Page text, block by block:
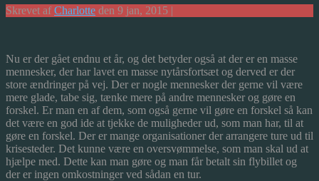
Skrevet af Charlotte den 9 jan, 2015 |
Nu er der gået endnu et år, og det betyder også at der er en masse
mennesker, der har lavet en masse nytårsfortsæt og derved er der
store ændringer på vej. Der er nogle mennesker der gerne vil være
mere glade, tabe sig, tænke mere på andre mennesker og gøre en
forskel. Er man en af dem, som også gerne vil gøre en forskel så kan
det være en god ide at tjekke de muligheder ud, som man har, til at
gøre en forskel. Der er mange organisationer der arrangere ture ud til
krisesteder. Det kunne være en oversvømmelse, som man skal ud at
hjælpe med. Dette kan man gøre og man får betalt sin flybillet og
der er ingen omkostninger ved sådan en tur.